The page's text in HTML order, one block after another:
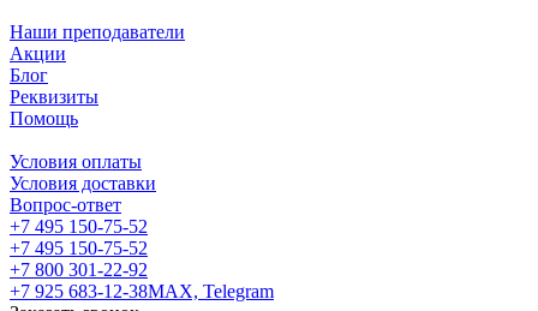
Наши преподаватели
Акции
Блог
Реквизиты
Помощь
Условия оплаты
Условия доставки
Вопрос-ответ
+7 495 150-75-52
+7 495 150-75-52
+7 800 301-22-92
+7 925 683-12-38MAX, Telegram